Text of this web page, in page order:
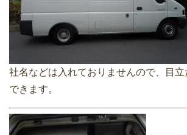
社名などは入れておりませんので、目
できます。